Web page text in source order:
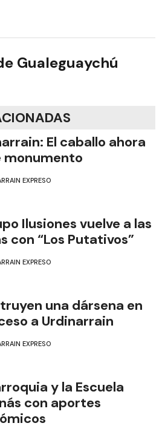
Gualeguaychú
El caballo ahora
monumento
EXPRESO
Ilusiones vuelve a las
con “Los Putativos”
EXPRESO
una dársena en
a Urdinarrain
EXPRESO
y la Escuela
con aportes